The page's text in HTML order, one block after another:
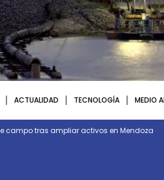
ACTUALIDAD TECNOLOGÍA MEDIO
campo tras ampliar activos en Mendoza